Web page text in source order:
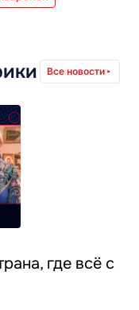
Все новости
где всё с